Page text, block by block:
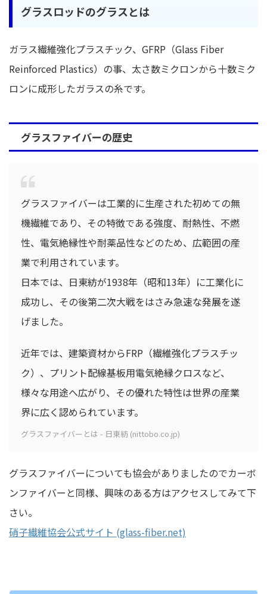
グラスロッドのグラスとは
ガラス繊維強化プラスチック、GFRP（Glass Fiber
Reinforced Plastics）の事、太さ数ミクロンから十数ミク
ロンに成形したガラスの糸です。
グラスファイバーの歴史
グラスファイバーは工業的に生産された初めての無
機繊維であり、その特徴である強度、耐熱性、不燃
性、電気絶縁性や耐薬品性などのため、広範囲の産
業で利用されています。
日本では、日東紡が1938年（昭和13年）に工業化に
成功し、その後第二次大戦をはさみ急速な発展を遂
げました。
近年では、建築資材からFRP（繊維強化プラスチッ
ク）、プリント配線基板用電気絶縁クロスなど、
様々な用途へ広がり、その優れた特性は世界の産業
界に広く認められています。
グラスファイバーとは - 日東紡 (nittobo.co.jp)
グラスファイバーについても協会がありましたのでカーボ
ンファイバーと同様、興味のある方はアクセスしてみて下
さい。
硝子繊維協会公式サイト (glass-fiber.net)